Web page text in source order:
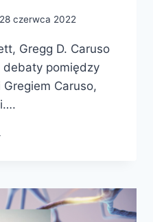
28 czerwca 2022
Gregg D. Caruso
debaty pomiędzy
Caruso,